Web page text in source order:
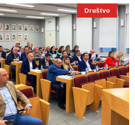
Društvo